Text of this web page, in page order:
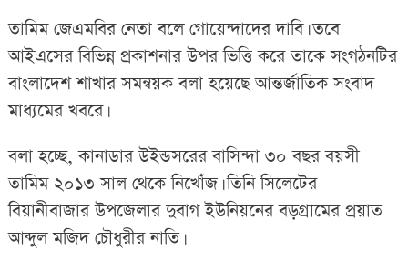
তামিম জেএমবির নেতা বলে গোয়েন্দাদের দাবি। তবে
আইএসের বিভিন্ন প্রকাশনার উপর ভিত্তি করে তাকে সংগঠনটির
বাংলাদেশ শাখার সমন্বয়ক বলা হয়েছে আন্তর্জাতিক সংবাদ
মাধ্যমের খবরে।
বলা হচ্ছে, কানাডার উইন্ডসরের বাসিন্দা ৩০ বছর বয়সী
তামিম ২০১৩ সাল থেকে নিখোঁজ। তিনি সিলেটের
বিয়ানীবাজার উপজেলার দুবাগ ইউনিয়নের বড়গ্রামের প্রয়াত
আব্দুল মজিদ চৌধুরীর নাতি।